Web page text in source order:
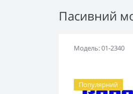
Пасивний
Модель: 01-2340
Популярний